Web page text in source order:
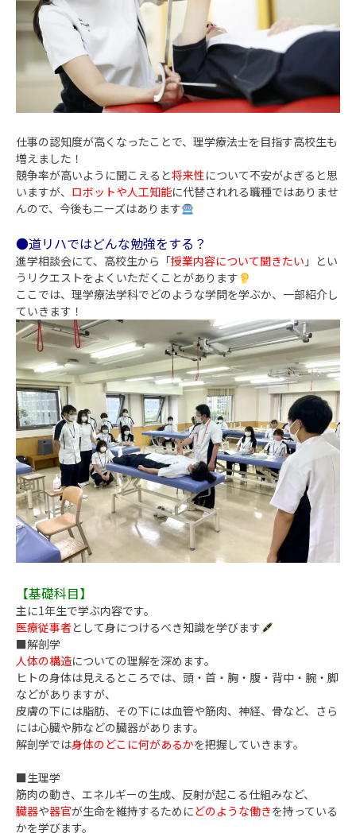
仕事の認知度が高くなったことで、理学療法士を目指す高校生も
増えました！
競争率が高いように聞こえると将来性について不安がよぎると思
いますが、 ロボットや人工知能に代替されれる職種ではありませ
んので、今後もニーズはあります
●道リハではどんな勉強をする？
進学相談会にて、高校生から「授業内容について聞きたい 」とい
うリクエストをよくいただくことがあります
ここでは、理学療法学科でどのような学問を学ぶか、一部紹介し
ていきます！
【基礎科目】
主に1年生で学ぶ内容です。
医療従事者として身につけるべき知識を学びます
■解剖学
人体の構造についての理解を深めます。
ヒトの身体は見えるところでは、頭・首・胸・腹・背中・腕・脚
などがありますが、
皮膚の下には脂肪、その下には血管や筋肉、神経、骨など、さら
には心臓や肺などの臓器があります。
解剖学では身体のどこに何があるかを把握していきます。
■生理学
筋肉の動き、エネルギーの生成、反射が起こる仕組みなど、
臓器や器官が生命を維持するためにどのような働きを持っている
かを学びます。